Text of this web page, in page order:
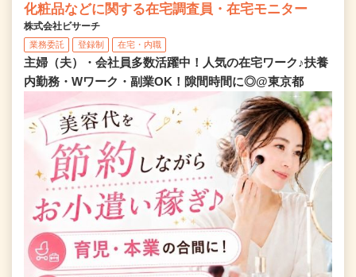
化粧品などに関する在宅調査員・在宅モニター
株式会社ビサーチ
業務委託 登録制 在宅・内職
主婦（夫）・会社員多数活躍中！人気の在宅ワーク♪扶養
内勤務・Wワーク・副業OK！隙間時間に◎@東京都